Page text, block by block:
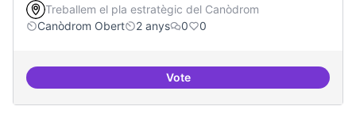
Treballem el pla estratègic del Canòdrom
Canòdrom Obert
2 anys 0 0
VoteMemòria Històrica - Referencia